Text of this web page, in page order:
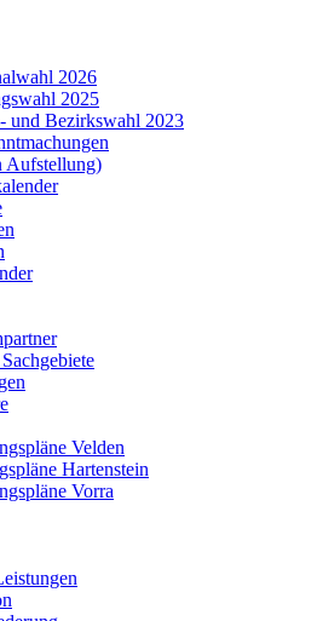
2026
2025
und Bezirkswahl 2023
Aufstellung)
Velden
Hartenstein
Vorra